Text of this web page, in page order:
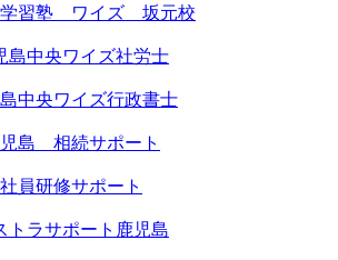
学習塾 ワイズ 坂元校
島中央ワイズ社労士
中央ワイズ行政書士
島 相続サポート
社員研修サポート
トラサポート鹿児島